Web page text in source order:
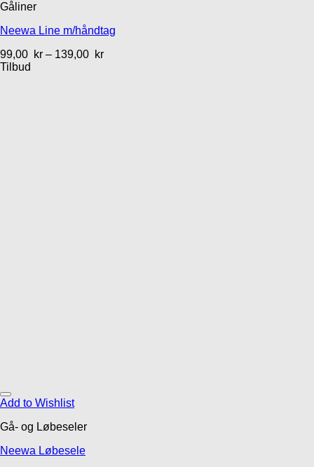
Gåliner
Neewa Line m/håndtag
99,00 kr – 139,00 kr
Tilbud
Add to Wishlist
Gå- og Løbeseler
Neewa Løbesele